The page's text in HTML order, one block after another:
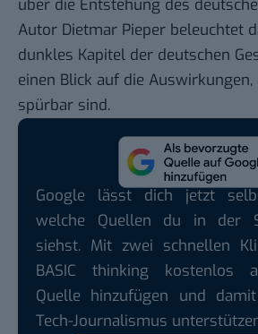
über die Entstehung des
Autor Dietmar Pieper beleuchtet
dunkles Kapitel der deutschen
einen Blick auf die
spürbar sind.
Google lässt dich jetzt
welche Quellen du in der
siehst. Mit zwei schnellen
BASIC thinking kostenlos
Quelle hinzufügen und
Tech-Journalismus